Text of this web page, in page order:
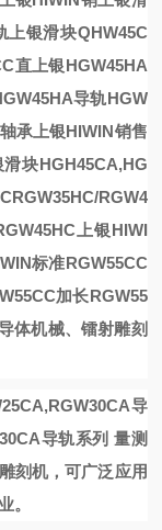
上银滑块QHW45C
直上银HGW45HA
导轨HGW
承 上银HIWIN销售
滑块HGH45CA,HG
RGW35HC/RGW4
上银HIWI
标准RGW55CC
加长RGW55
体机械、镭射雕刻
导
导轨系列 量测
刻机，可广泛应用
。